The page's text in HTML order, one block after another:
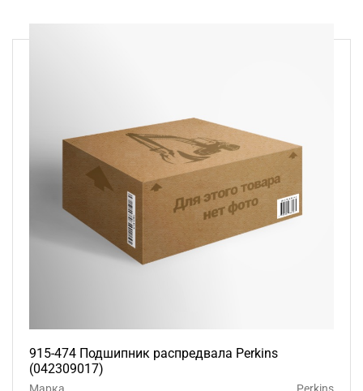
915-474 Подшипник распредвала Perkins
(042309017)
Марка
Perkins